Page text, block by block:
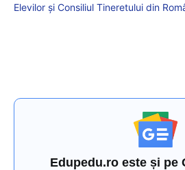
Elevilor și Consiliul Tineretului din
Edupedu.ro este și pe